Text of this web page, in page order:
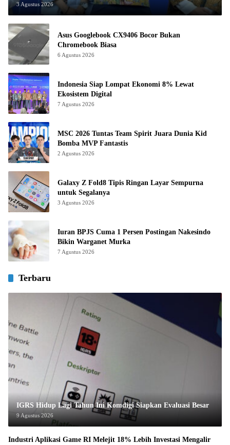
3 Agustus 2026
Asus Googlebook CX9406 Bocor Bukan
Chromebook Biasa
6 Agustus 2026
Indonesia Siap Lompat Ekonomi 8% Lewat
Ekosistem Digital
7 Agustus 2026
MSC 2026 Tuntas Team Spirit Juara Dunia Kid
Bomba MVP Fantastis
2 Agustus 2026
Galaxy Z Fold8 Tipis Ringan Layar Sempurna
untuk Segalanya
3 Agustus 2026
Iuran BPJS Cuma 1 Persen Postingan Nakesindo
Bikin Warganet Murka
7 Agustus 2026
Terbaru
IGRS Hidup Lagi Tahun Ini Komdigi Siapkan Evaluasi Besar
9 Agustus 2026
Industri Aplikasi Game RI Melejit 18% Lebih Investasi Mengalir